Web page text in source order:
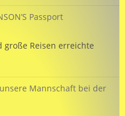
Passport
große Reisen erreichte
Mannschaft bei der